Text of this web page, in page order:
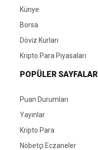
Künye
Borsa
Döviz Kurları
Kripto Para Piyasaları
POPÜLER SAYFALAR
Puan Durumları
Yayınlar
Kripto Para
Nöbetçi Eczaneler